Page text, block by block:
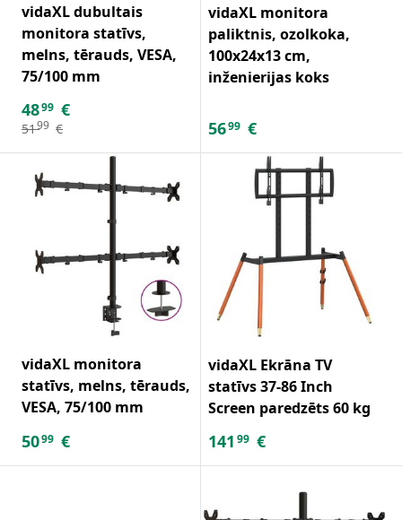
vidaXL dubultais
monitora statīvs,
melns, tērauds, VESA,
75/100 mm
4899 €
5199 €
vidaXL monitora
paliktnis, ozolkoka,
100x24x13 cm,
inženierijas koks
5699 €
vidaXL monitora
statīvs, melns, tērauds,
VESA, 75/100 mm
5099 €
vidaXL Ekrāna TV
statīvs 37-86 Inch
Screen paredzēts 60 kg
141 99 €